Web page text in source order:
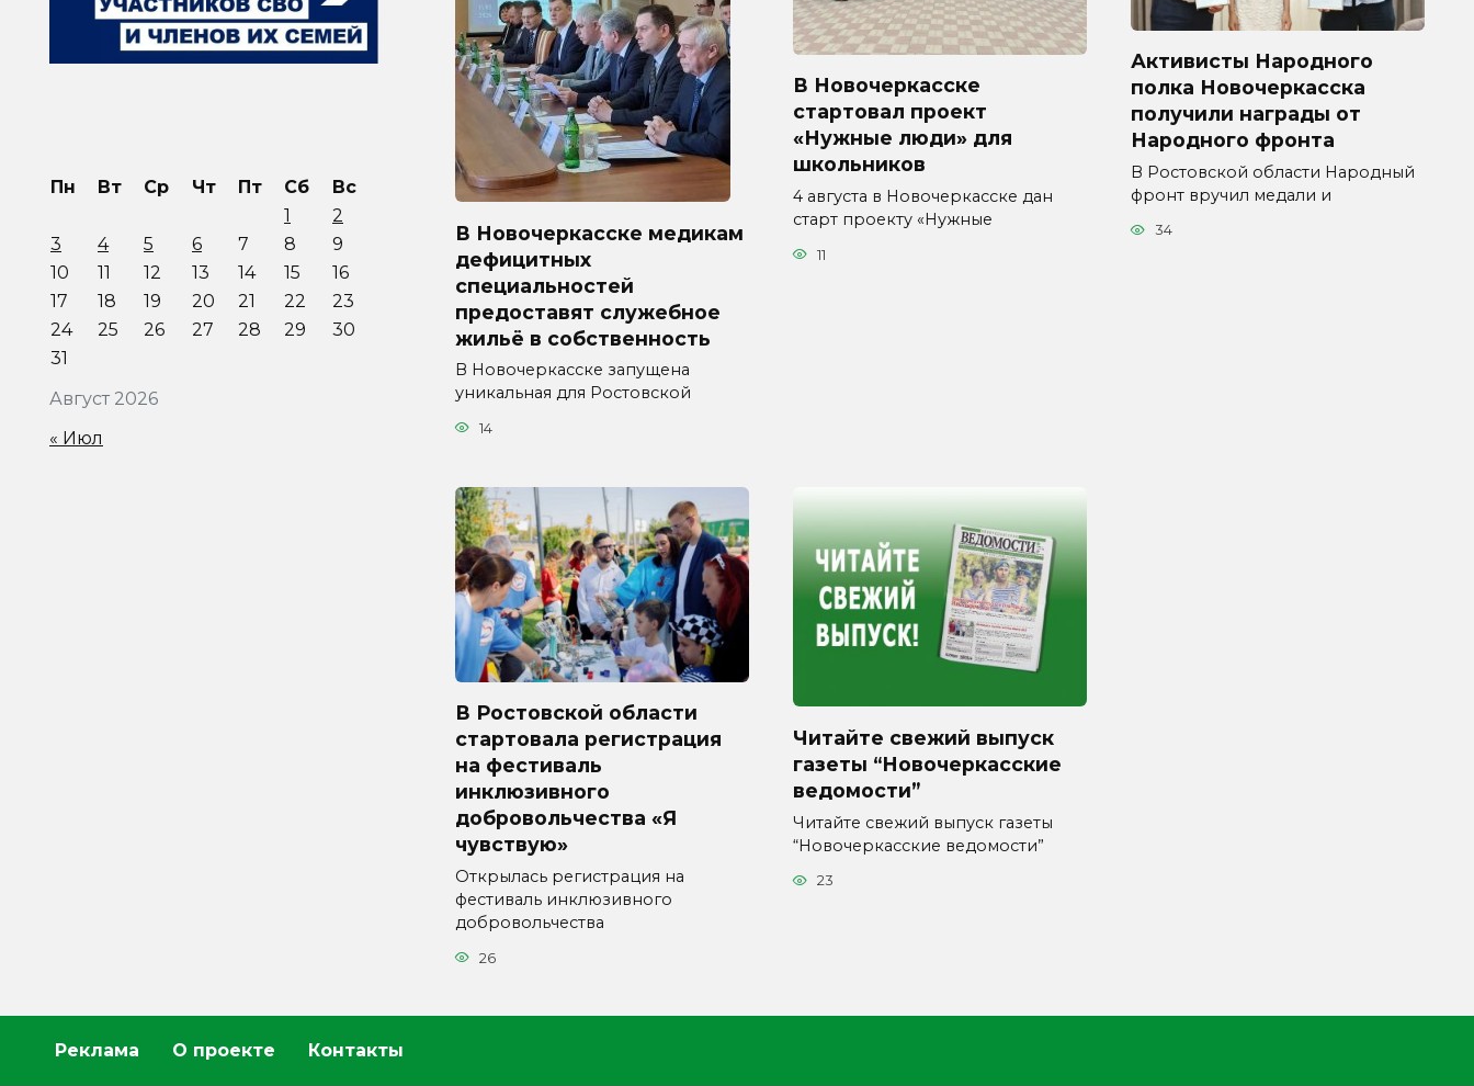
В Новочеркасске медикам
дефицитных
специальностей
предоставят служебное
жильё в собственность
В Новочеркасске запущена
уникальная для Ростовской
14
В Новочеркасске
стартовал проект
«Нужные люди» для
школьников
4 августа в Новочеркасске дан
старт проекту «Нужные
11
Активисты Народного
полка Новочеркасска
получили награды от
Народного фронта
В Ростовской области Народный
фронт вручил медали и
34
В Ростовской области
стартовала регистрация
на фестиваль
инклюзивного
добровольчества «Я
чувствую»
Открылась регистрация на
фестиваль инклюзивного
добровольчества
26
Читайте свежий выпуск
газеты “Новочеркасские
ведомости”
Читайте свежий выпуск газеты
“Новочеркасские ведомости”
23
Август 2026
Пн Вт Ср Чт Пт Сб
Вс
1
2
3
4 5 6 7 8
9
10
11 12 13 14 15
16
17
18 19 20 21 22
23
24
25 26 27 28 29
30
31
« Июл
Реклама О проекте Контакты